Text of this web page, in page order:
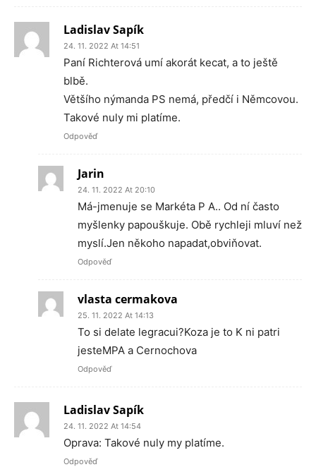
Ladislav Sapík
24. 11. 2022 At 14:51
Paní Richterová umí akorát kecat, a to ještě
blbě.
Většího nýmanda PS nemá, předčí i Němcovou.
Takové nuly mi platíme.
Odpověď
Jarin
24. 11. 2022 At 20:10
Má-jmenuje se Markéta P A.. Od ní často
myšlenky papouškuje. Obě rychleji mluví než
myslí.Jen někoho napadat,obviňovat.
Odpověď
vlasta cermakova
25. 11. 2022 At 14:13
To si delate legracui?Koza je to K ni patri
jesteMPA a Cernochova
Odpověď
Ladislav Sapík
24. 11. 2022 At 14:54
Oprava: Takové nuly my platíme.
Odpověď